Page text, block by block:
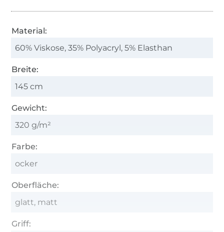
Material:
60% Viskose, 35% Polyacryl, 5% Elasthan
Breite:
145 cm
Gewicht:
320 g/m²
Farbe:
ocker
Oberfläche:
glatt, matt
Griff: